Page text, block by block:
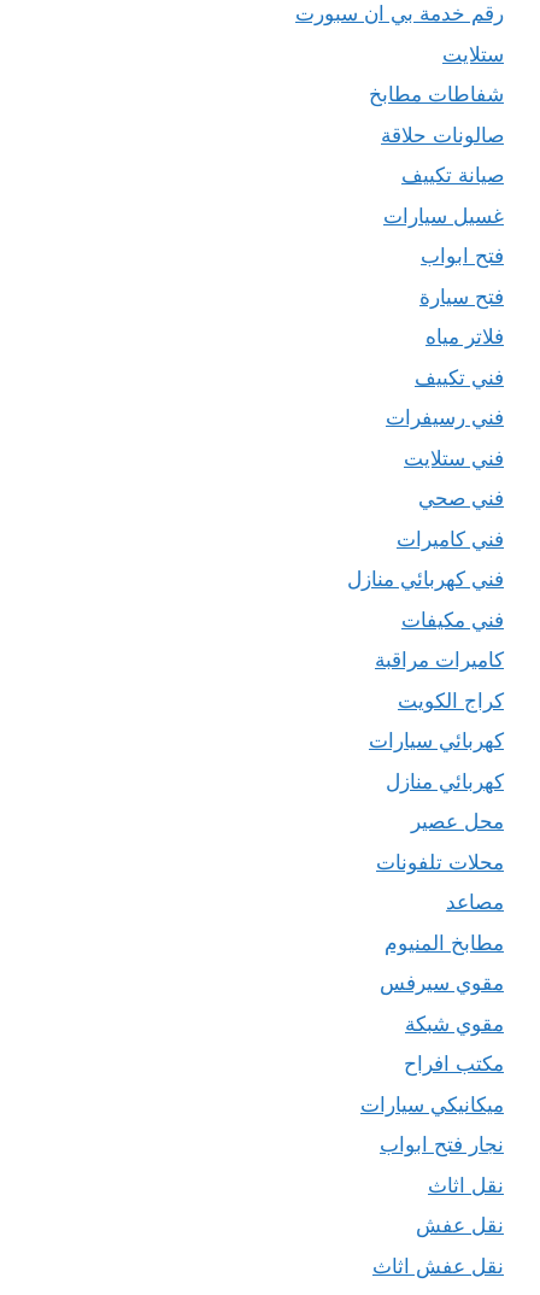
رقم خدمة بي ان سبورت
ستلايت
شفاطات مطابخ
صالونات حلاقة
صيانة تكييف
غسيل سيارات
فتح ابواب
فتح سيارة
فلاتر مياه
فني تكييف
فني رسيفرات
فني ستلايت
فني صحي
فني كاميرات
فني كهربائي منازل
فني مكيفات
كاميرات مراقبة
كراج الكويت
كهربائي سيارات
كهربائي منازل
محل عصير
محلات تلفونات
مصاعد
مطابخ المنيوم
مقوي سيرفس
مقوي شبكة
مكتب افراح
ميكانيكي سيارات
نجار فتح ابواب
نقل اثاث
نقل عفش
نقل عفش اثاث